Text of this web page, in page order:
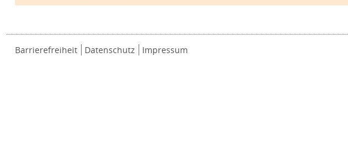
Barrierefreiheit Datenschutz Impressum